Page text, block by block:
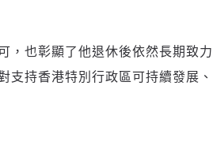
，也彰顯了他退休後依然長期致力
持香港特別行政區可持續發展、